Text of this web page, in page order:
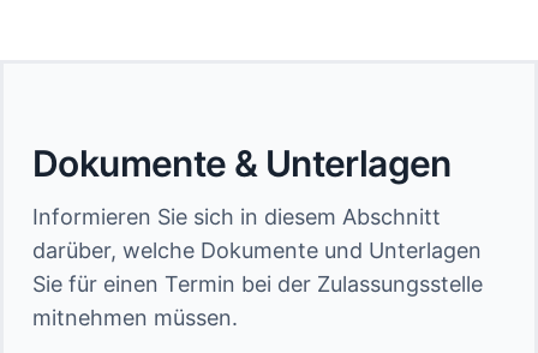
Dokumente & Unterlagen
Informieren Sie sich in diesem Abschnitt
darüber, welche Dokumente und Unterlagen
Sie für einen Termin bei der Zulassungsstelle
mitnehmen müssen.